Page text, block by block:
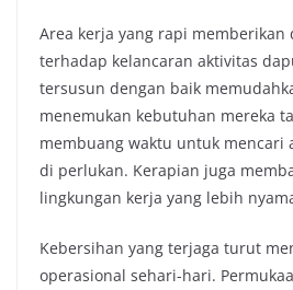
Area kerja yang rapi memberikan
terhadap kelancaran aktivitas
tersusun dengan baik
menemukan kebutuhan mereka
membuang waktu untuk mencari
di perlukan. Kerapian juga
lingkungan kerja yang lebih
Kebersihan yang terjaga turut
operasional sehari-hari.